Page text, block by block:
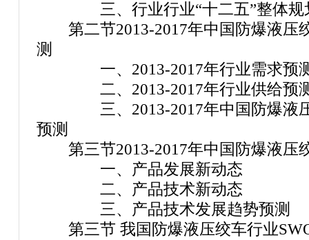
三、行业行业“十二五”整体规
第二节2013-2017年中国防爆液压
测
一、2013-2017年行业需求预
二、2013-2017年行业供给预
三、2013-2017年中国防爆液压
预测
第三节2013-2017年中国防爆液压
一、产品发展新动态
二、产品技术新动态
三、产品技术发展趋势预测
第三节 我国防爆液压绞车行业